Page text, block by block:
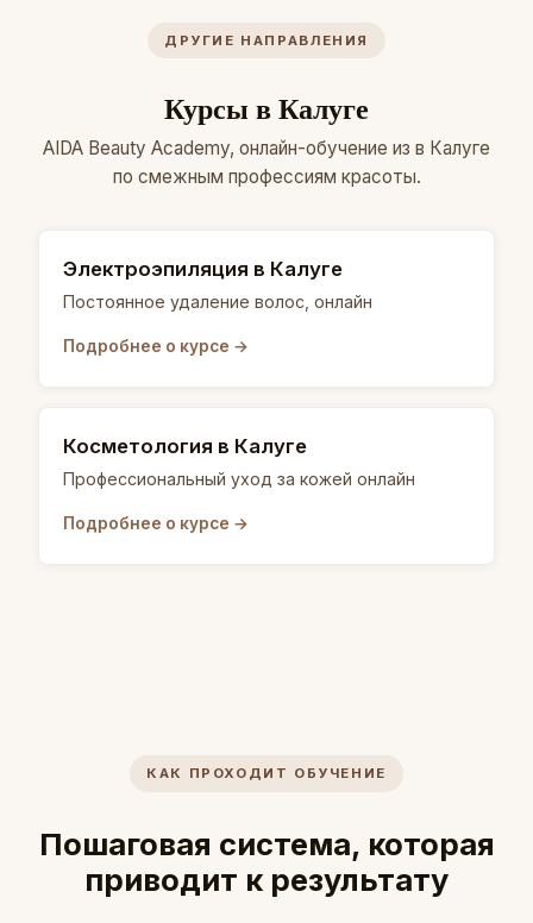
ДРУГИЕ НАПРАВЛЕНИЯ
Курсы в Калуге
AIDA Beauty Academy, онлайн-обучение из в Калуге
по смежным профессиям красоты.
Электроэпиляция в Калуге
Постоянное удаление волос, онлайн
Подробнее о курсе →
Косметология в Калуге
Профессиональный уход за кожей онлайн
Подробнее о курсе →
КАК ПРОХОДИТ ОБУЧЕНИЕ
Пошаговая система, которая
приводит к результату